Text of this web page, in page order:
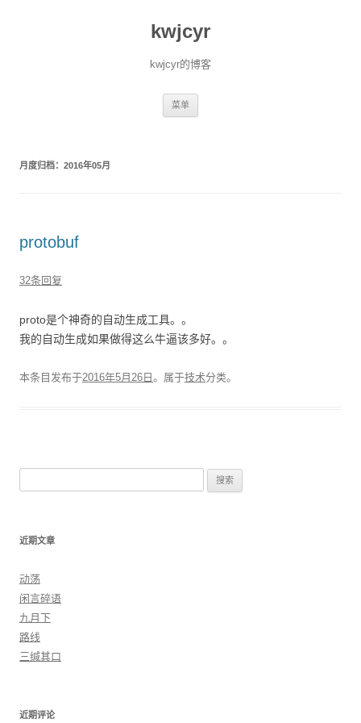
kwjcyr
kwjcyr的博客
菜单
月度归档： 2016年05月
protobuf
32条回复
proto是个神奇的自动生成工具。。
我的自动生成如果做得这么牛逼该多好。。
本条目发布于2016年5月26日 。属于技术分类。
近期文章
动荡
闲言碎语
九月下
路线
三缄其口
近期评论